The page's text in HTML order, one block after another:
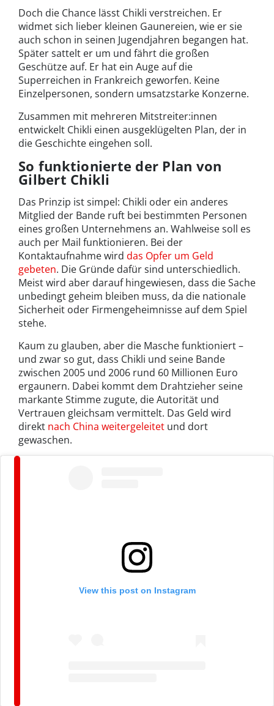
Doch die Chance lässt Chikli verstreichen. Er
widmet sich lieber kleinen Gaunereien, wie er sie
auch schon in seinen Jugendjahren begangen hat.
Später sattelt er um und fährt die großen
Geschütze auf. Er hat ein Auge auf die
Superreichen in Frankreich geworfen. Keine
Einzelpersonen, sondern umsatzstarke Konzerne.
Zusammen mit mehreren Mitstreiter:innen
entwickelt Chikli einen ausgeklügelten Plan, der in
die Geschichte eingehen soll.
So funktionierte der Plan von
Gilbert Chikli
Das Prinzip ist simpel: Chikli oder ein anderes
Mitglied der Bande ruft bei bestimmten Personen
eines großen Unternehmens an. Wahlweise soll es
auch per Mail funktionieren. Bei der
Kontaktaufnahme wird das Opfer um Geld
gebeten. Die Gründe dafür sind unterschiedlich.
Meist wird aber darauf hingewiesen, dass die Sache
unbedingt geheim bleiben muss, da die nationale
Sicherheit oder Firmengeheimnisse auf dem Spiel
stehe.
Kaum zu glauben, aber die Masche funktioniert –
und zwar so gut, dass Chikli und seine Bande
zwischen 2005 und 2006 rund 60 Millionen Euro
ergaunern. Dabei kommt dem Drahtzieher seine
markante Stimme zugute, die Autorität und
Vertrauen gleichsam vermittelt. Das Geld wird
direkt nach China weitergeleitet und dort
gewaschen.
View this post on Instagram